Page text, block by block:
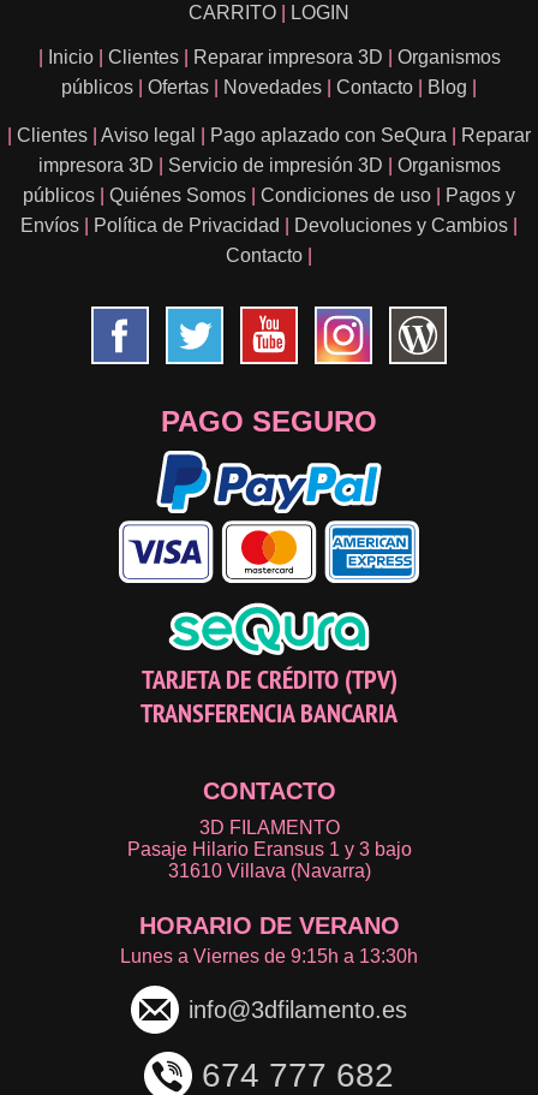
CARRITO LOGIN
Inicio Clientes Reparar impresora 3D
Organismos
públicos
Ofertas Novedades Contacto Blog
Clientes Aviso legal Pago aplazado con SeQura
Reparar
impresora 3D
Servicio de impresión 3D
Organismos
públicos
Quiénes Somos Condiciones de uso
Pagos y
Envíos
Política de Privacidad Devoluciones y Cambios
Contacto
PAGO SEGURO
TARJETA DE CRÉDITO (TPV)
TRANSFERENCIA BANCARIA
CONTACTO
3D FILAMENTO
Pasaje Hilario Eransus 1 y 3 bajo
31610 Villava (Navarra)
HORARIO DE VERANO
Lunes a Viernes de 9:15h a 13:30h
info@3dfilamento.es
674 777 682